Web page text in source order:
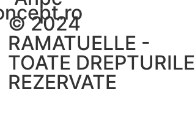
© 2024
RAMATUELLE -
TOATE DREPTURILE
REZERVATE